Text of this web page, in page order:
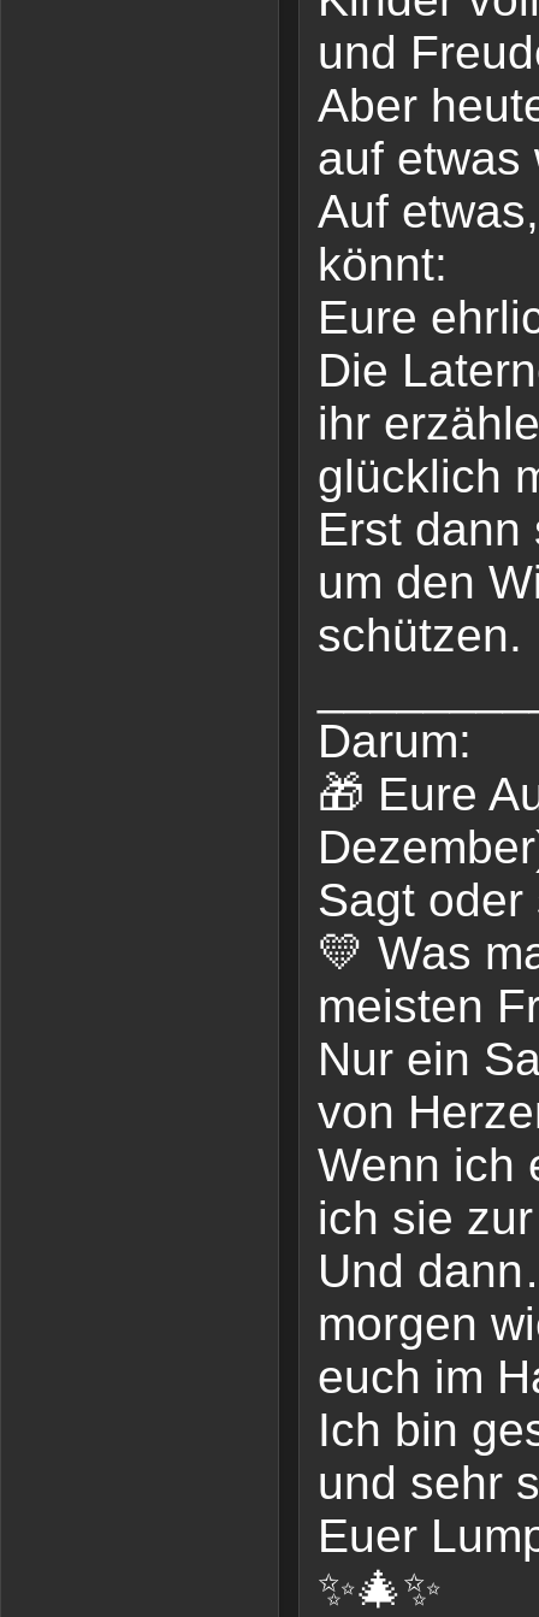
und
Aber
auf etwas
Auf
könnt:
Eure
Die
ihr
glücklich
Erst dann
um den
schützen.
Darum:
🎁 Eure
Sagt
💛 Was
meisten
Nur ein
von
Wenn ich
ich sie
Und
morgen
euch im
Ich bin
und sehr
Euer
✨🎄✨